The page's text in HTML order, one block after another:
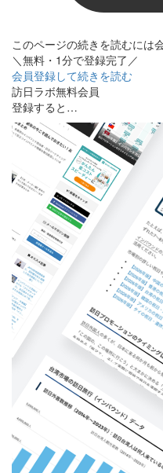
このページの続きを読むには
＼無料・1分で登録完了／
会員登録して続きを読む
訪日ラボ無料会員
登録すると…